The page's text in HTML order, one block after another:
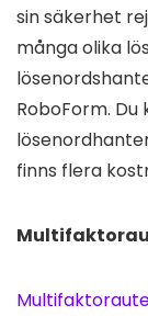
sin säkerhet
många olika
RoboForm.
finns flera